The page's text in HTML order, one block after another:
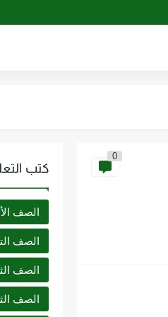
0
كتب
الصف
الصف
الصف
الصف